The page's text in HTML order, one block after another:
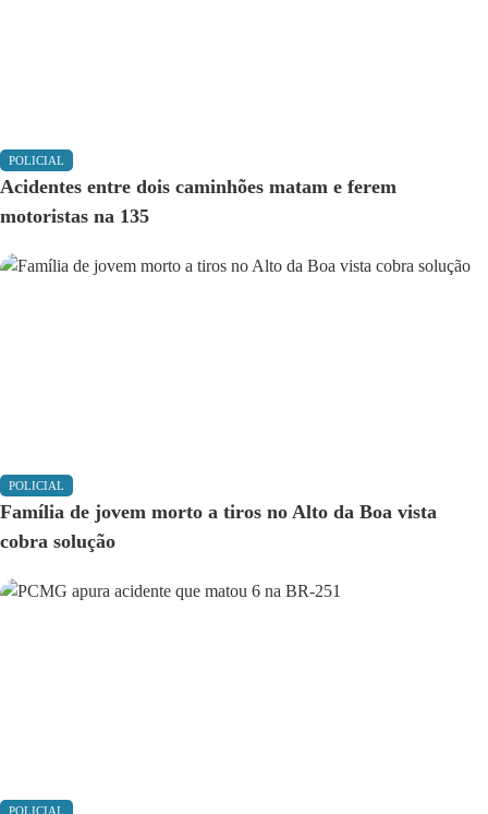
POLICIAL
Acidentes entre dois caminhões matam e ferem
motoristas na 135
POLICIAL
Família de jovem morto a tiros no Alto da Boa vista
cobra solução
POLICIAL